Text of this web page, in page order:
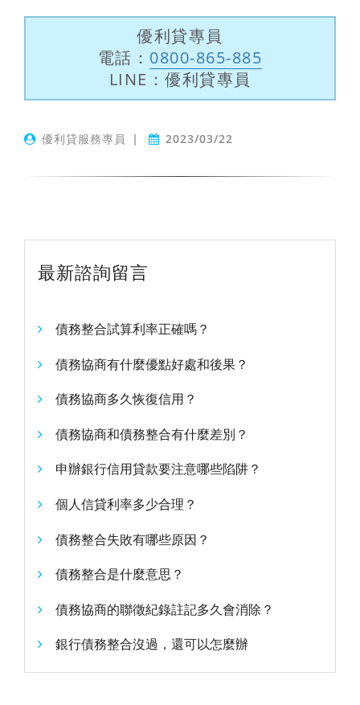
優利貸專員
電話： 0800-865-885
LINE：優利貸專員
優利貸服務專員 | 2023/03/22
最新諮詢留言
債務整合試算利率正確嗎？
債務協商有什麼優點好處和後果？
債務協商多久恢復信用？
債務協商和債務整合有什麼差別？
申辦銀行信用貸款要注意哪些陷阱？
個人信貸利率多少合理？
債務整合失敗有哪些原因？
債務整合是什麼意思？
債務協商的聯徵紀錄註記多久會消除？
銀行債務整合沒過，還可以怎麼辦